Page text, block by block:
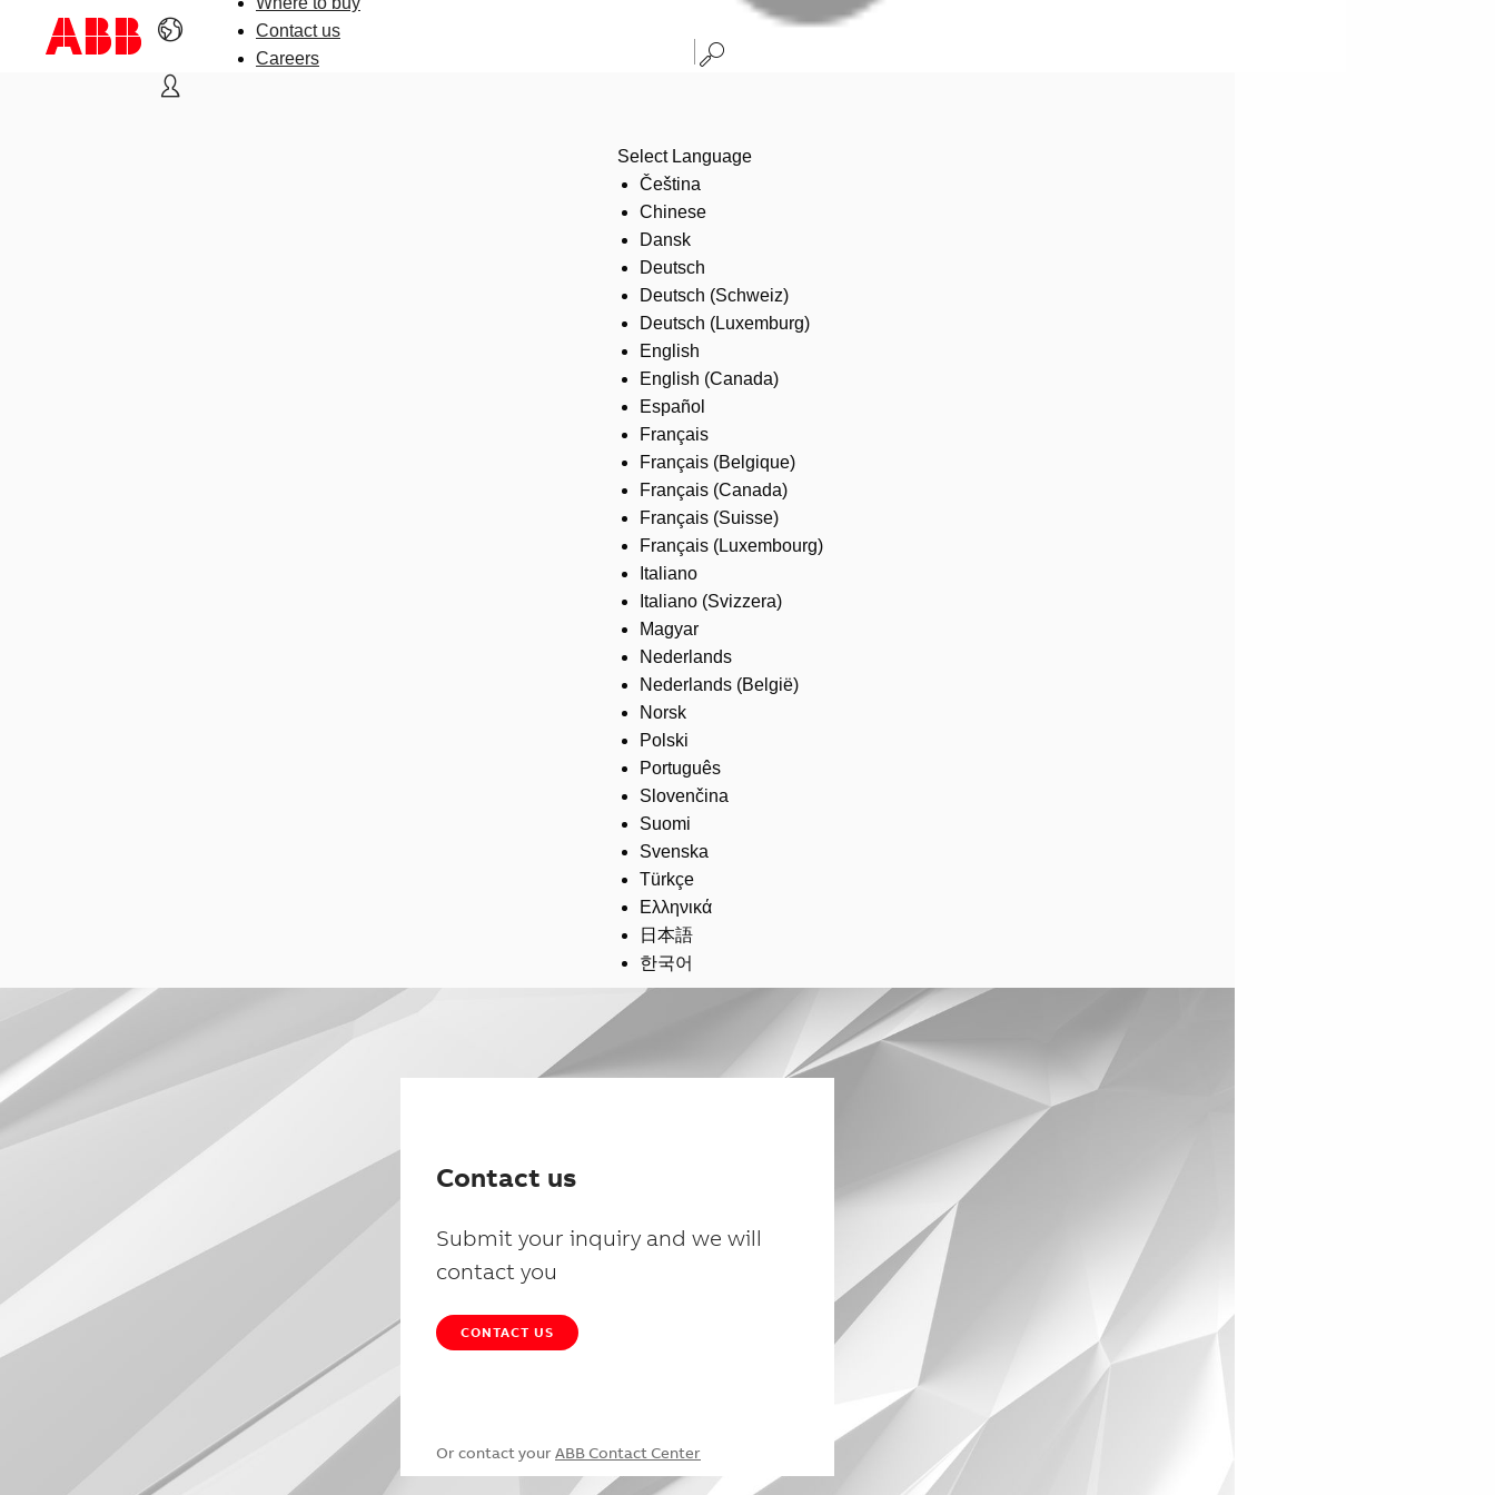
Contact us
Careers
Select Language
Čeština
Chinese
Dansk
Deutsch
Deutsch (Schweiz)
Deutsch (Luxemburg)
English
English (Canada)
Español
Français
Français (Belgique)
Français (Canada)
Français (Suisse)
Français (Luxembourg)
Italiano
Italiano (Svizzera)
Magyar
Nederlands
Nederlands (België)
Norsk
Polski
Português
Slovenčina
Suomi
Svenska
Türkçe
Ελληνικά
日本語
한국어
Contact us
Submit your inquiry and we will
contact you
CONTACT US
Or contact your ABB Contact Center